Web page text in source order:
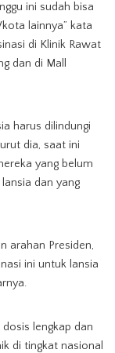
ini sudah bisa
lainnya” kata
di Klinik Rawat
dan di Mall
harus dilindungi
dia, saat ini
yang belum
dan yang
arahan Presiden,
ini untuk lansia
lengkap dan
di tingkat nasional